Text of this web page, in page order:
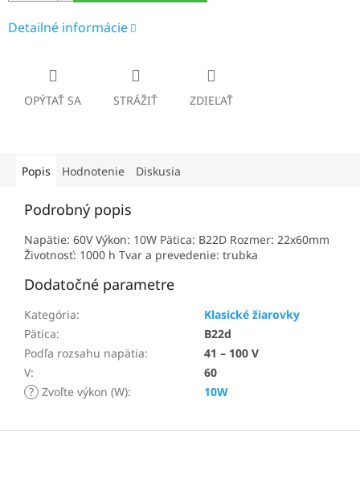
Detailné informácie
OPÝTAŤ SA STRÁŽIŤ ZDIEĽAŤ
Popis Hodnotenie Diskusia
Podrobný popis
Napätie: 60V Výkon: 10W Pätica: B22D Rozmer: 22x60mm
Životnosť: 1000 h Tvar a prevedenie: trubka
Dodatočné parametre
Kategória:
Klasické žiarovky
Pätica:
B22d
Podľa rozsahu napätia:
41 – 100 V
V:
60
? Zvoľte výkon (W): 10W
Z